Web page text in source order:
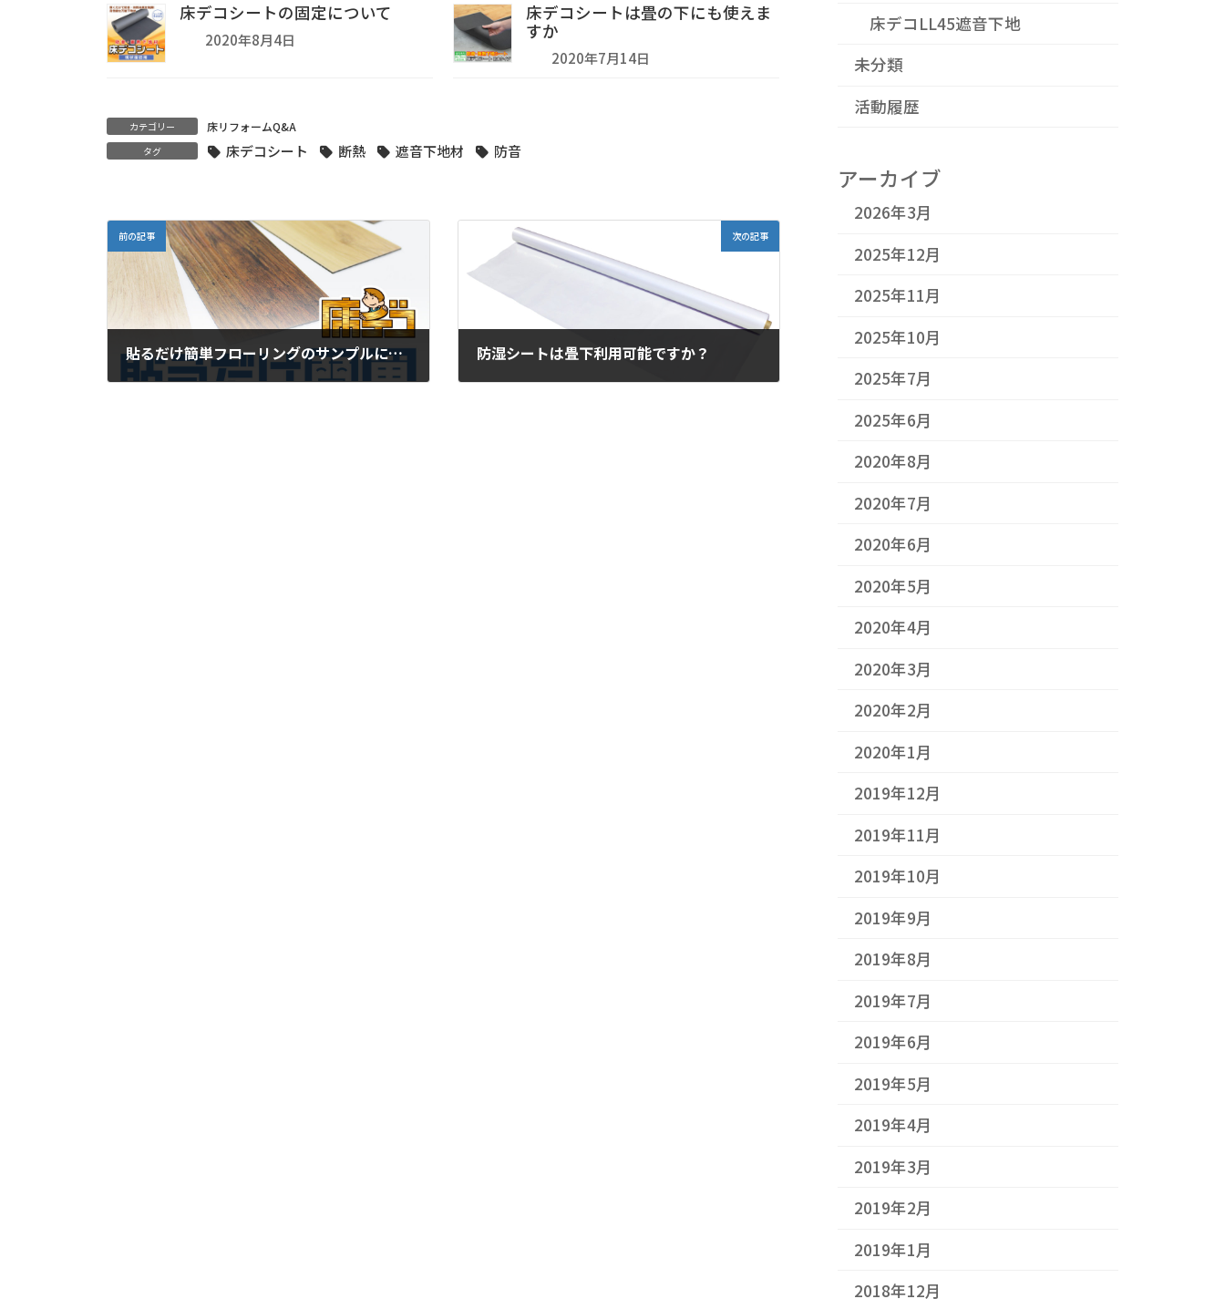
床デコシートの固定について
2020年8月4日
床デコシートは畳の下にも使えま
すか
2020年7月14日
カテゴリー 床リフォームQ&A
タグ 床デコシート 断熱 遮音下地材 防音
前の記事
貼るだけ簡単フローリングのサンプルについて
次の記事
防湿シートは畳下利用可能ですか？
床デコLL45遮音下地
未分類
活動履歴
アーカイブ
2026年3月
2025年12月
2025年11月
2025年10月
2025年7月
2025年6月
2020年8月
2020年7月
2020年6月
2020年5月
2020年4月
2020年3月
2020年2月
2020年1月
2019年12月
2019年11月
2019年10月
2019年9月
2019年8月
2019年7月
2019年6月
2019年5月
2019年4月
2019年3月
2019年2月
2019年1月
2018年12月